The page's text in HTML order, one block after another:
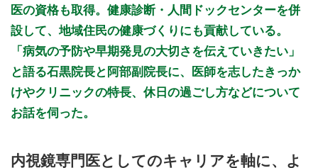
♦：13:00 - 15:00 内視鏡検査
△：17:30 - 18:30 外来診療
☆：14:00 - 16:30 訪問診療のみ
休診日：日曜・祝日
※診療時間や臨時休診・診療内容等について、事前に必ず医療
機関ホームページ、またはお電話にてご確認ください。
医の資格も取得。健康診断・人間ドックセンターを併
設して、地域住民の健康づくりにも貢献している。
「病気の予防や早期発見の大切さを伝えていきたい」
と語る石黒院長と阿部副院長に、医師を志したきっか
けやクリニックの特長、休日の過ごし方などについて
お話を伺った。
内視鏡専門医としてのキャリアを軸に、よ